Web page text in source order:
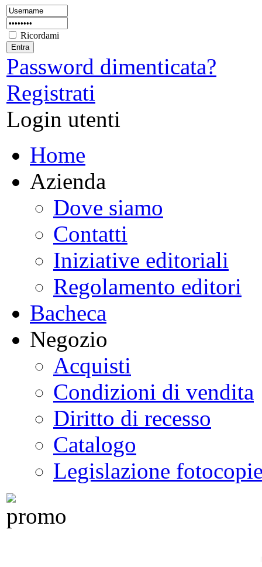
Ricordami
Password dimenticata?
Registrati
Login utenti
Home
Azienda
Dove siamo
Contatti
Iniziative editoriali
Regolamento editori
Bacheca
Negozio
Acquisti
Condizioni di vendita
Diritto di recesso
Catalogo
Legislazione